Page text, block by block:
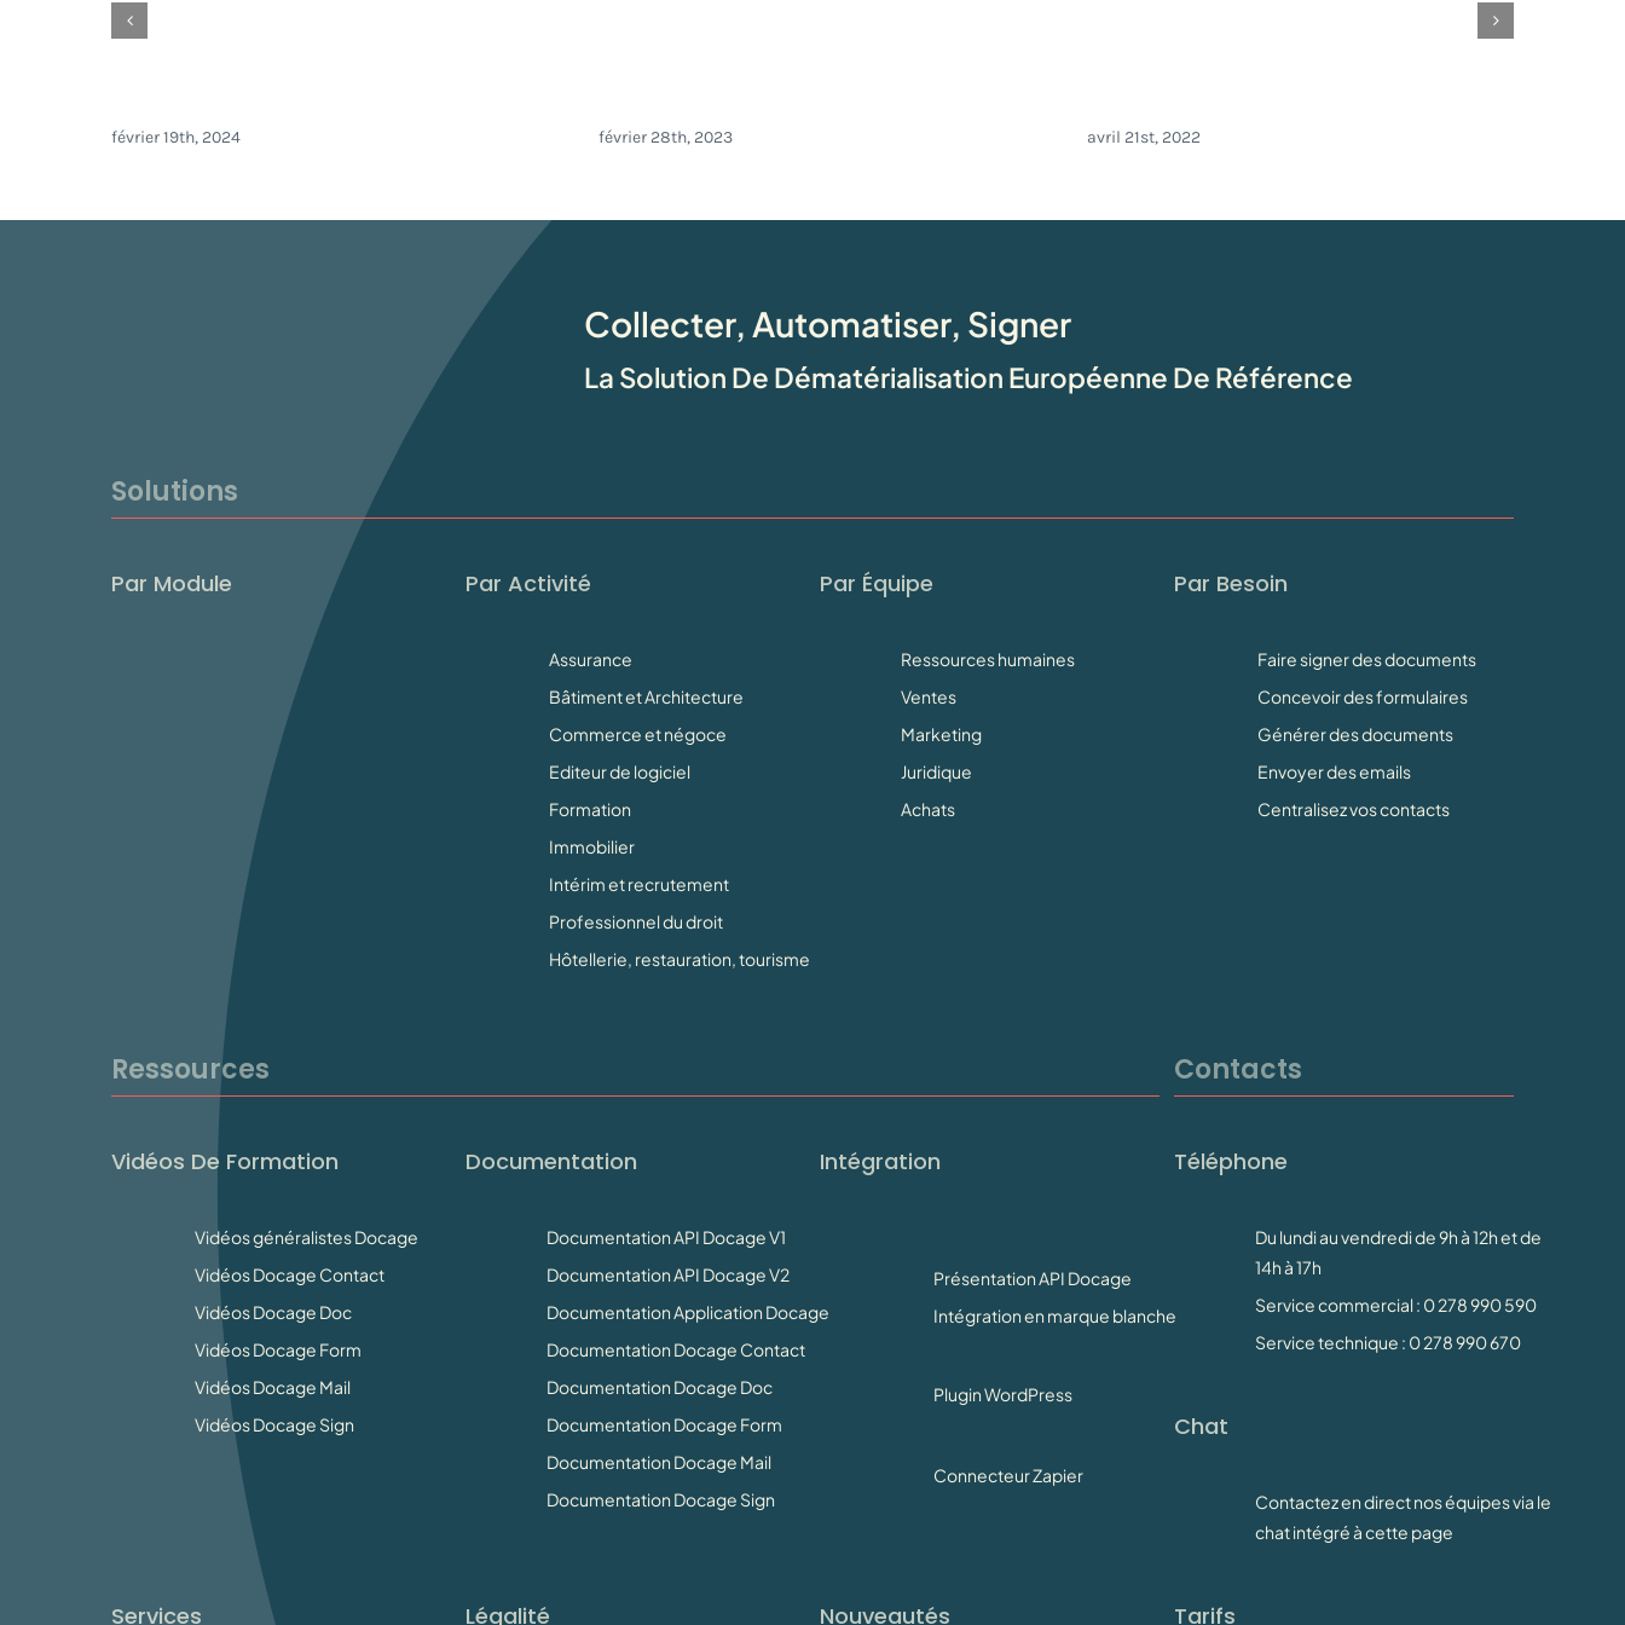
février 19th, 2024 février 28th, 2023 avril 21st, 2022
Collecter, Automatiser, Signer
La Solution De Dématérialisation Européenne De Référence
Solutions
Par Module Par Activité
Assurance
Bâtiment et Architecture
Commerce et négoce
Editeur de logiciel
Formation
Immobilier
Intérim et recrutement
Professionnel du droit
Hôtellerie, restauration, tourisme
Par Équipe
Ressources humaines
Ventes
Marketing
Juridique
Achats
Par Besoin
Faire signer des documents
Concevoir des formulaires
Générer des documents
Envoyer des emails
Centralisez vos contacts
Ressources Contacts
Vidéos De Formation
Vidéos généralistes Docage
Vidéos Docage Contact
Vidéos Docage Doc
Vidéos Docage Form
Vidéos Docage Mail
Vidéos Docage Sign
Documentation
Documentation API Docage V1
Documentation API Docage V2
Documentation Application Docage
Documentation Docage Contact
Documentation Docage Doc
Documentation Docage Form
Documentation Docage Mail
Documentation Docage Sign
Intégration
Présentation API Docage
Intégration en marque blanche
Plugin WordPress
Connecteur Zapier
Téléphone
Du lundi au vendredi de 9h à 12h et de
14h à 17h
Service commercial : 0 278 990 590
Service technique : 0 278 990 670
Chat
Contactez en direct nos équipes via le
chat intégré à cette page
Services Légalité Nouveautés Tarifs